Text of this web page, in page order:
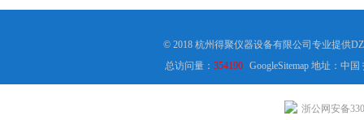
© 2018 杭州得聚仪器设备有限公司专业提供
总访问量：354190 GoogleSitemap地址：中国
浙公网安备